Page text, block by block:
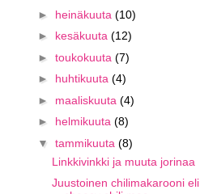
► heinäkuuta (10)
► kesäkuuta (12)
► toukokuuta (7)
► huhtikuuta (4)
► maaliskuuta (4)
► helmikuuta (8)
▼ tammikuuta (8)
Linkkivinkki ja muuta jorinaa
Juustoinen chilimakarooni eli